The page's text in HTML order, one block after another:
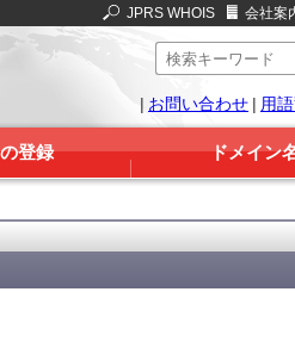
JPRS WHOIS 会社案
| お問い合わせ | 用
登録 ドメイン